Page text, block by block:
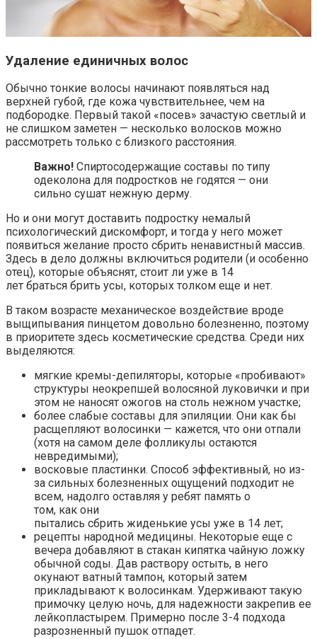
Удаление единичных волос
Обычно тонкие волосы начинают появляться над
верхней губой, где кожа чувствительнее, чем на
подбородке. Первый такой «посев» зачастую светлый и
не слишком заметен — несколько волосков можно
рассмотреть только с близкого расстояния.
Важно! Спиртосодержащие составы по типу
одеколона для подростков не годятся — они
сильно сушат нежную дерму.
Но и они могут доставить подростку немалый
психологический дискомфорт, и тогда у него может
появиться желание просто сбрить ненавистный массив.
Здесь в дело должны включиться родители (и особенно
отец), которые объяснят, стоит ли уже в 14
лет браться брить усы, которых толком еще и нет.
В таком возрасте механическое воздействие вроде
выщипывания пинцетом довольно болезненно, поэтому
в приоритете здесь косметические средства. Среди них
выделяются:
мягкие кремы-депиляторы, которые «пробивают»
структуры неокрепшей волосяной луковички и при
этом не наносят ожогов на столь нежном участке;
более слабые составы для эпиляции. Они как бы
расщепляют волосинки — кажется, что они отпали
(хотя на самом деле фолликулы остаются
невредимыми);
восковые пластинки. Способ эффективный, но из-
за сильных болезненных ощущений подходит не
всем, надолго оставляя у ребят память о
том, как они
пытались сбрить жиденькие усы уже в 14 лет;
рецепты народной медицины. Некоторые еще с
вечера добавляют в стакан кипятка чайную ложку
обычной соды. Дав раствору остыть, в него
окунают ватный тампон, который затем
прикладывают к волосинкам. Удерживают такую
примочку целую ночь, для надежности закрепив ее
лейкопластырем. Примерно после 3-4 подхода
разрозненный пушок отпадет.